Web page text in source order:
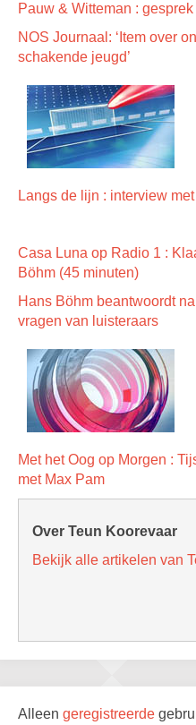
Pauw & Witteman :
NOS Journaal: ‘Item over
schakende jeugd’
Langs de lijn : interview
Casa Luna op Radio 1 :
Böhm (45 minuten)
Hans Böhm beantwoordt
vragen van luisteraars
Met het Oog op Morgen :
met Max Pam
Over Teun Koorevaar
Bekijk alle artikelen van
Alleen geregistreerde